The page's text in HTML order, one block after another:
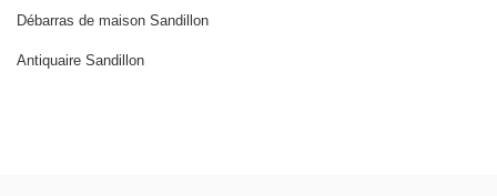
Débarras de maison Sandillon
Antiquaire Sandillon